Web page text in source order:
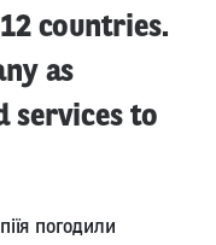
countries.
as
services to
погодили